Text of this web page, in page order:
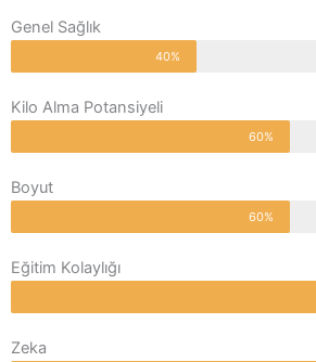
Genel Sağlık
40%
Kilo Alma Potansiyeli
60%
Boyut
60%
Eğitim Kolaylığı
Zeka